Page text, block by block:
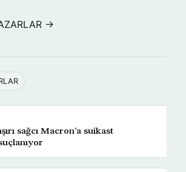
→
sağcı Macron’a suikast